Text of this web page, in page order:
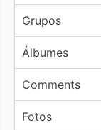
Grupos
Álbumes
Comments
Fotos